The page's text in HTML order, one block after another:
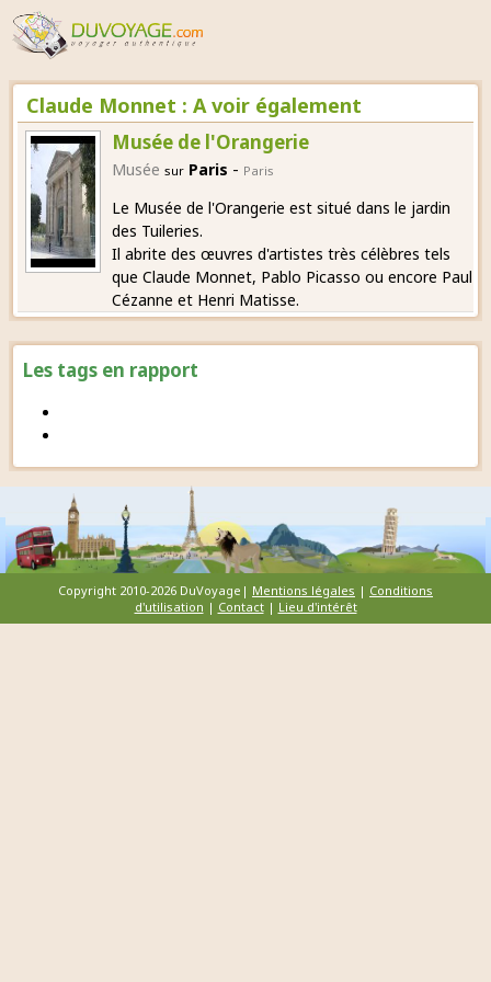
Les tags en rapport
Claude Monnet : A voir également
Musée de l'Orangerie
Musée sur Paris - Paris
Le Musée de l'Orangerie est situé dans le jardin
des Tuileries.
Il abrite des œuvres d'artistes très célèbres tels
que Claude Monnet, Pablo Picasso ou encore Paul
Cézanne et Henri Matisse.
Copyright 2010-2026 DuVoyage| Mentions légales | Conditions
d'utilisation | Contact| Lieu d'intérêt